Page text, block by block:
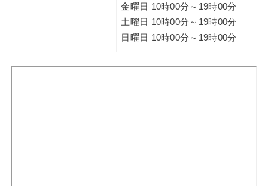
金曜日 10時00分～19時00分
土曜日 10時00分～19時00分
日曜日 10時00分～19時00分